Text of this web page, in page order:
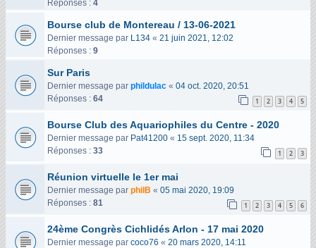
Réponses : 4
Bourse club de Montereau / 13-06-2021
Dernier message par L134 « 21 juin 2021, 12:02
Réponses : 9
Sur Paris
Dernier message par phildulac « 04 oct. 2020, 20:51
Réponses : 64 1 2 3 4 5
Bourse Club des Aquariophiles du Centre - 2020
Dernier message par Pat41200 « 15 sept. 2020, 11:34
Réponses : 33 1 2 3
Réunion virtuelle le 1er mai
Dernier message par philB « 05 mai 2020, 19:09
Réponses : 81 1 2 3 4 5 6
24ème Congrès Cichlidés Arlon - 17 mai 2020
Dernier message par coco76 « 20 mars 2020, 14:11